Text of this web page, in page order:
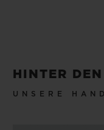
HINTER
UNSERE